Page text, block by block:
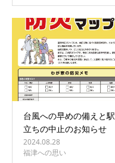
台風への早めの備えと駅
立ちの中止のお知らせ
2024.08.28
福津への思い